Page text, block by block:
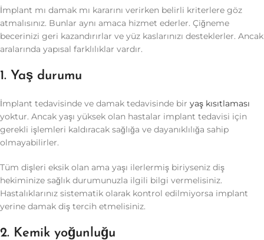
İmplant mı damak mı kararını verirken belirli kriterlere göz
atmalısınız. Bunlar aynı amaca hizmet ederler. Çiğneme
becerinizi geri kazandırırlar ve yüz kaslarınızı desteklerler. Ancak
aralarında yapısal farklılıklar vardır.
1. Yaş durumu
İmplant tedavisinde ve damak tedavisinde bir yaş kısıtlaması
yoktur. Ancak yaşı yüksek olan hastalar implant tedavisi için
gerekli işlemleri kaldıracak sağlığa ve dayanıklılığa sahip
olmayabilirler.
Tüm dişleri eksik olan ama yaşı ilerlermiş biriyseniz diş
hekiminize sağlık durumunuzla ilgili bilgi vermelisiniz.
Hastalıklarınız sistematik olarak kontrol edilmiyorsa implant
yerine damak diş tercih etmelisiniz.
2. Kemik yoğunluğu